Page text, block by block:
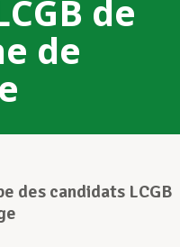
de
de
des candidats LCGB